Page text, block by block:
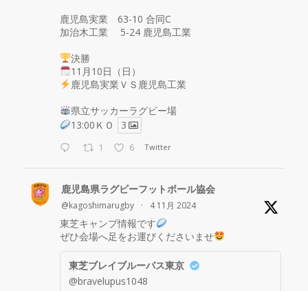
鹿児島実業 63-10 合同C
加治木工業 5-24 鹿児島工業
決勝
11月10日（日）
鹿児島実業ＶＳ鹿児島工業
県立サッカーラグビー場
13:00ＫＯ
3
1 6 Twitter
鹿児島県ラグビーフットボール協会
@kagoshimarugby · 4 11月 2024
東芝キャンプ情報です
ぜひ会場へ足をお運びくださいませ
東芝ブレイブルーパス東京
@bravelupus1048